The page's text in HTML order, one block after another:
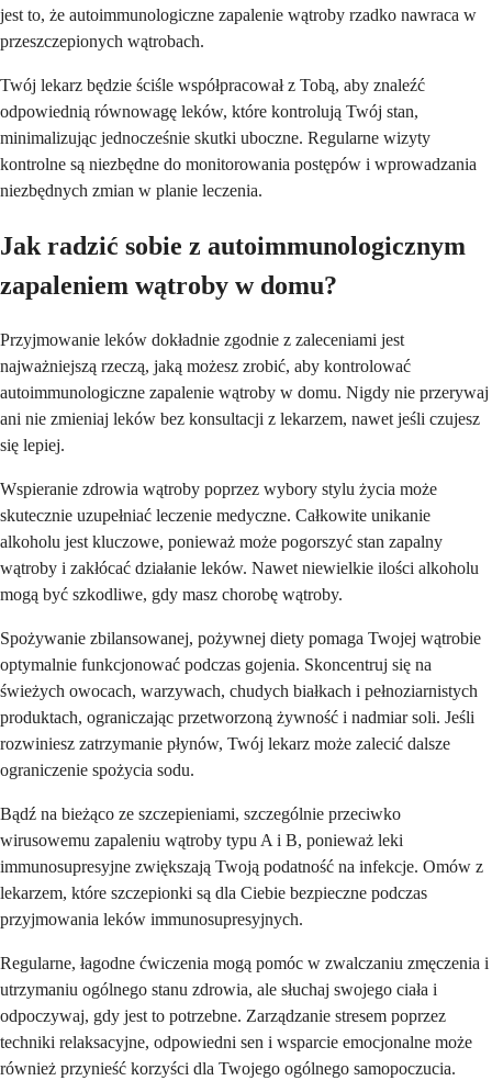
jest to, że autoimmunologiczne zapalenie wątroby rzadko nawraca w
przeszczepionych wątrobach.
Twój lekarz będzie ściśle współpracował z Tobą, aby znaleźć
odpowiednią równowagę leków, które kontrolują Twój stan,
minimalizując jednocześnie skutki uboczne. Regularne wizyty
kontrolne są niezbędne do monitorowania postępów i wprowadzania
niezbędnych zmian w planie leczenia.
Jak radzić sobie z autoimmunologicznym
zapaleniem wątroby w domu?
Przyjmowanie leków dokładnie zgodnie z zaleceniami jest
najważniejszą rzeczą, jaką możesz zrobić, aby kontrolować
autoimmunologiczne zapalenie wątroby w domu. Nigdy nie przerywaj
ani nie zmieniaj leków bez konsultacji z lekarzem, nawet jeśli czujesz
się lepiej.
Wspieranie zdrowia wątroby poprzez wybory stylu życia może
skutecznie uzupełniać leczenie medyczne. Całkowite unikanie
alkoholu jest kluczowe, ponieważ może pogorszyć stan zapalny
wątroby i zakłócać działanie leków. Nawet niewielkie ilości alkoholu
mogą być szkodliwe, gdy masz chorobę wątroby.
Spożywanie zbilansowanej, pożywnej diety pomaga Twojej wątrobie
optymalnie funkcjonować podczas gojenia. Skoncentruj się na
świeżych owocach, warzywach, chudych białkach i pełnoziarnistych
produktach, ograniczając przetworzoną żywność i nadmiar soli. Jeśli
rozwiniesz zatrzymanie płynów, Twój lekarz może zalecić dalsze
ograniczenie spożycia sodu.
Bądź na bieżąco ze szczepieniami, szczególnie przeciwko
wirusowemu zapaleniu wątroby typu A i B, ponieważ leki
immunosupresyjne zwiększają Twoją podatność na infekcje. Omów z
lekarzem, które szczepionki są dla Ciebie bezpieczne podczas
przyjmowania leków immunosupresyjnych.
Regularne, łagodne ćwiczenia mogą pomóc w zwalczaniu zmęczenia i
utrzymaniu ogólnego stanu zdrowia, ale słuchaj swojego ciała i
odpoczywaj, gdy jest to potrzebne. Zarządzanie stresem poprzez
techniki relaksacyjne, odpowiedni sen i wsparcie emocjonalne może
również przynieść korzyści dla Twojego ogólnego samopoczucia.